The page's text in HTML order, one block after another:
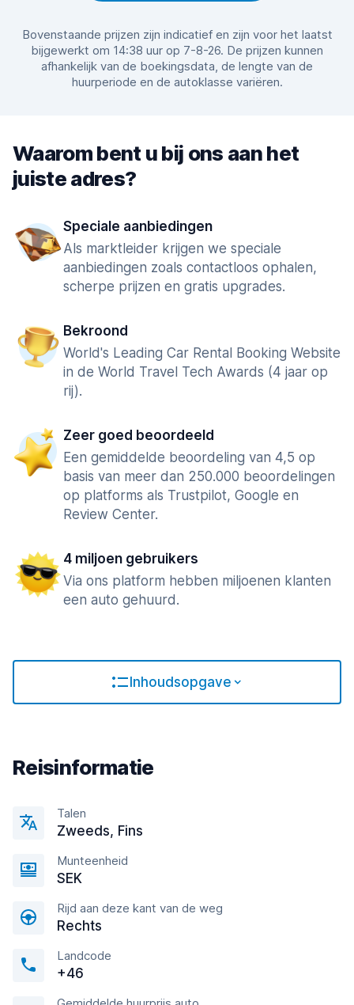
Bovenstaande prijzen zijn indicatief en zijn voor het laatst
bijgewerkt om 14:38 uur op 7-8-26. De prijzen kunnen
afhankelijk van de boekingsdata, de lengte van de
huurperiode en de autoklasse variëren.
Waarom bent u bij ons aan het
juiste adres?
Speciale aanbiedingen
Als marktleider krijgen we speciale
aanbiedingen zoals contactloos ophalen,
scherpe prijzen en gratis upgrades.
Bekroond
World's Leading Car Rental Booking Website
in de World Travel Tech Awards (4 jaar op
rij).
Zeer goed beoordeeld
Een gemiddelde beoordeling van 4,5 op
basis van meer dan 250.000 beoordelingen
op platforms als Trustpilot, Google en
Review Center.
4 miljoen gebruikers
Via ons platform hebben miljoenen klanten
een auto gehuurd.
Inhoudsopgave
Reisinformatie
Talen
Zweeds, Fins
Munteenheid
SEK
Rijd aan deze kant van de weg
Rechts
Landcode
+46